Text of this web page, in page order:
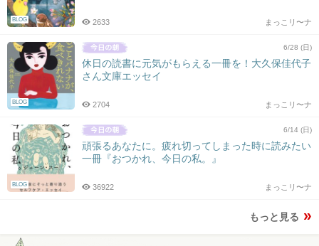
BLOG まっこリ〜ナ
2633
BLOG
6/28 (日)
休日の読書に元気がもらえる一冊を！大久保佳代子
さん文庫エッセイ
まっこリ〜ナ
2704
BLOG
6/14 (日)
頑張るあなたに。疲れ切ってしまった時に読みたい
一冊『おつかれ、今日の私。』
まっこリ〜ナ
36922
もっと見る